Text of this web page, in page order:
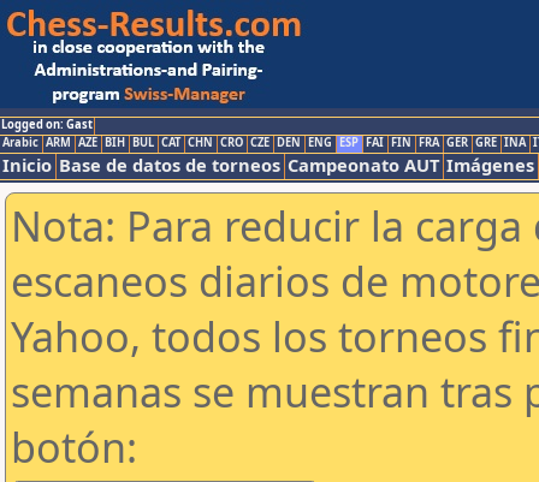
Logged on: Gast
Arabic ARM AZE BIH BUL CAT CHN CRO CZE DEN ENG ESP FAI FIN FRA GER GRE INA
Inicio Base de datos de torneos Campeonato AUT Imágenes
Nota: Para reducir la
escaneos diarios de
Yahoo, todos los torneos
semanas se muestran tras
botón: